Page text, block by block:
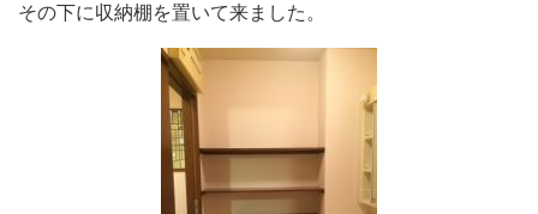
その下に収納棚を置いて来ました。